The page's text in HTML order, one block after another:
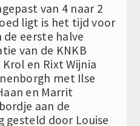
van 4 naar 2
ligt is het tijd voor
eerste halve
van de KNKB
en Rixt Wijnia
met Ilse
en Marrit
aan de
door Louise